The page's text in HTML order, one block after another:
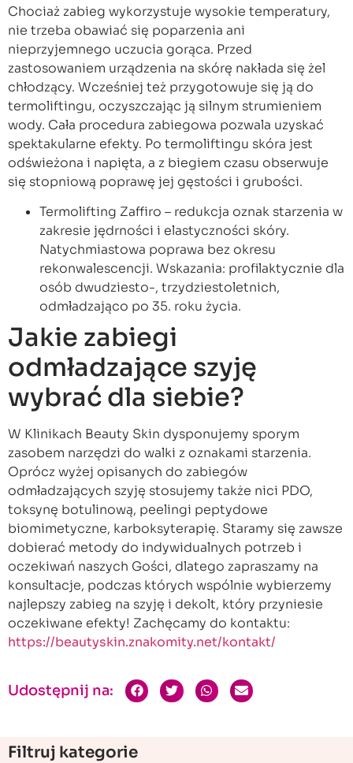
Chociaż zabieg wykorzystuje wysokie temperatury,
nie trzeba obawiać się poparzenia ani
nieprzyjemnego uczucia gorąca. Przed
zastosowaniem urządzenia na skórę nakłada się żel
chłodzący. Wcześniej też przygotowuje się ją do
termoliftingu, oczyszczając ją silnym strumieniem
wody. Cała procedura zabiegowa pozwala uzyskać
spektakularne efekty. Po termoliftingu skóra jest
odświeżona i napięta, a z biegiem czasu obserwuje
się stopniową poprawę jej gęstości i grubości.
Termolifting Zaffiro – redukcja oznak starzenia w
zakresie jędrności i elastyczności skóry.
Natychmiastowa poprawa bez okresu
rekonwalescencji. Wskazania: profilaktycznie dla
osób dwudziesto-, trzydziestoletnich,
odmładzająco po 35. roku życia.
Jakie zabiegi
odmładzające szyję
wybrać dla siebie?
W Klinikach Beauty Skin dysponujemy sporym
zasobem narzędzi do walki z oznakami starzenia.
Oprócz wyżej opisanych do zabiegów
odmładzających szyję stosujemy także nici PDO,
toksynę botulinową, peelingi peptydowe
biomimetyczne, karboksyterapię. Staramy się zawsze
dobierać metody do indywidualnych potrzeb i
oczekiwań naszych Gości, dlatego zapraszamy na
konsultacje, podczas których wspólnie wybierzemy
najlepszy zabieg na szyję i dekolt, który przyniesie
oczekiwane efekty! Zachęcamy do kontaktu:
https://beautyskin.znakomity.net/kontakt/
Udostępnij na:
Filtruj kategorie